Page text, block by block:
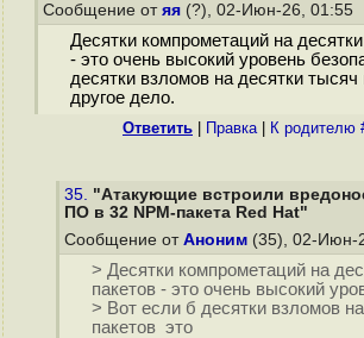
Сообщение от яя (?), 02-Июн-26, 01:55
Десятки компрометаций на
- это очень высокий уровень
десятки взломов на десятки
другое дело.
Ответить Правка| К родителю
35. "Атакующие встроили
ПО в 32 NPM-пакета Red Hat"
Сообщение от Аноним (35), 02-Июн-
> Десятки компрометаций на
пакетов - это очень высокий
> Вот если б десятки взломов
пакетов это